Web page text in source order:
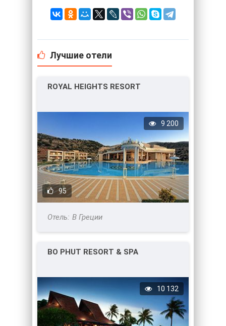
Лучшие отели
ROYAL HEIGHTS RESORT
95
9 200
В Греции
BO PHUT RESORT & SPA
10 132